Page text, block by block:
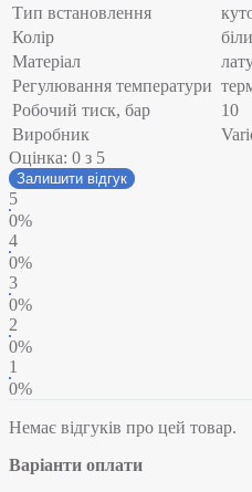
Тип встановлення
Колір
Матеріал
Регулювання температури
Робочий тиск, бар
10
Виробник
Оцінка: 0 з 5
Залишити відгук
5
0%
4
0%
3
0%
2
0%
1
0%
Немає відгуків про цей товар.
Варіанти оплати